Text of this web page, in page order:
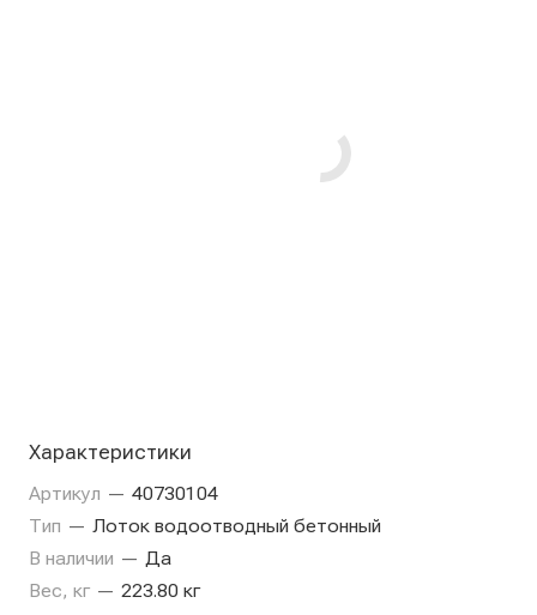
Характеристики
Артикул — 40730104
Тип — Лоток водоотводный бетонный
В наличии — Да
Вес, кг — 223.80 кг